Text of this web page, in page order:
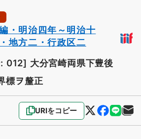
・明治四年～明治十
地方二・行政区二
012] 大分宮崎両県下豊後
標ヲ釐正
URIをコピー